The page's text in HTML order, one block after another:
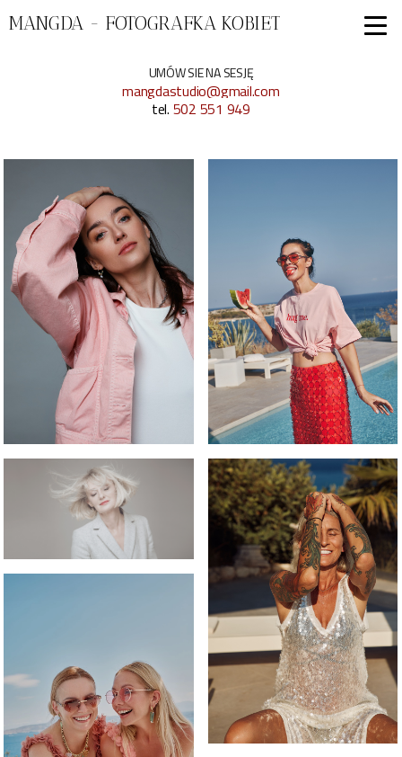
MANGDA - FOTOGRAFKA KOBIET
UMÓW SIE NA SESJĘ
mangdastudio@gmail.com
tel. 502 551 949